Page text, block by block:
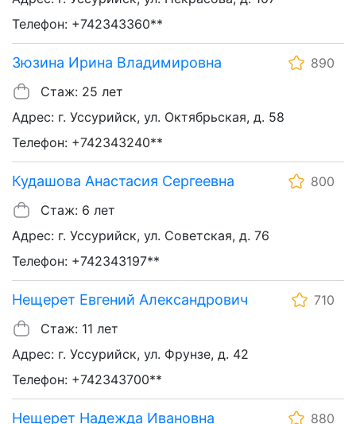
Телефон: +742343360**
Зюзина Ирина Владимировна
890
Стаж: 25 лет
Адрес: г. Уссурийск, ул. Октябрьская, д. 58
Телефон: +742343240**
Кудашова Анастасия Сергеевна
800
Стаж: 6 лет
Адрес: г. Уссурийск, ул. Советская, д. 76
Телефон: +742343197**
Нещерет Евгений Александрович
710
Стаж: 11 лет
Адрес: г. Уссурийск, ул. Фрунзе, д. 42
Телефон: +742343700**
Нещерет Надежда Ивановна 880